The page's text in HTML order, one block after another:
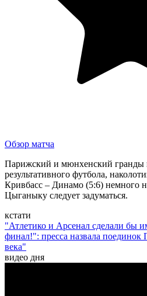
Обзор матча
Парижский и мюнхенский гранды
результативного футбола,
Кривбасс – Динамо (5:6) немного
Цыганыку следует задуматься.
кстати
"Атлетико и Арсенал сделали бы
финал!": пресса назвала
века"
видео дня